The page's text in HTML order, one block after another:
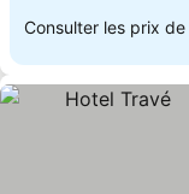
Consulter les prix de